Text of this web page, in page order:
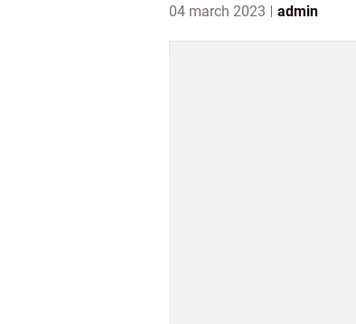
04 march 2023 admin